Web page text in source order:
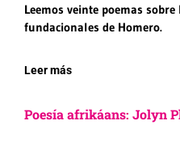
Leemos veinte poemas
fundacionales de Homero.
Leer más
Poesía afrikáans: Jolyn